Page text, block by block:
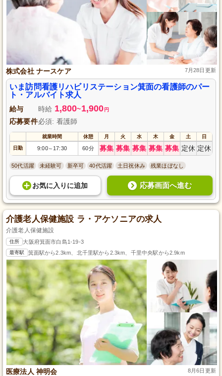
株式会社 ナースケア 7月28日更新
いま訪問看護リハビリステーション箕面の看護師のパー
ト・アルバイト求人
給与 時給 1,800~1,900 円
応募要件必須: 看護師
就業時間 休憩 月 火 水 木 金 土 日
日勤 9:00～ 17:30 60分 募集 募集 募集 募集 募集 定休 定休
50代活躍 未経験可 新卒可 40代活躍 土日祝休み 残業ほぼなし
お気に入り に追加 応募画面へ進む
介護老人保健施設 ラ・アケソニアの求人
介護老人保健施設
住所 大阪府箕面市白島1-19-3
最寄駅 箕面駅から2.3km、北千里駅から2.3km、千里中央駅から2.9km
医療法人 神明会 8月6日更新